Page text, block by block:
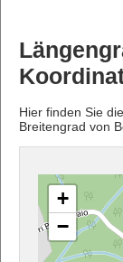
Hier finden Sie
Breitengrad von
+
−